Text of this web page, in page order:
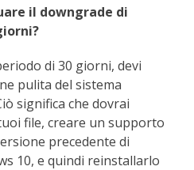
il downgrade di
di 30 giorni, devi
pulita del sistema
significa che dovrai
file, creare un supporto
precedente di
10, e quindi reinstallarlo